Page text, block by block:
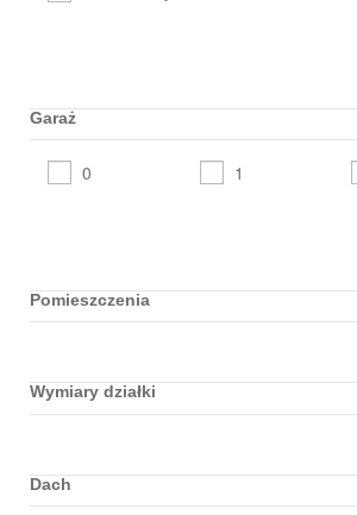
Garaż
0 1
Pomieszczenia
Wymiary działki
Dach